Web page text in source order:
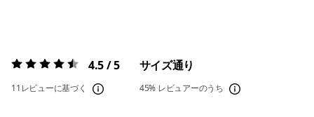
評価:4.5 / 5 4.5 / 5
11レビューに基づく
サイズ通り
45% レビュアーのうち